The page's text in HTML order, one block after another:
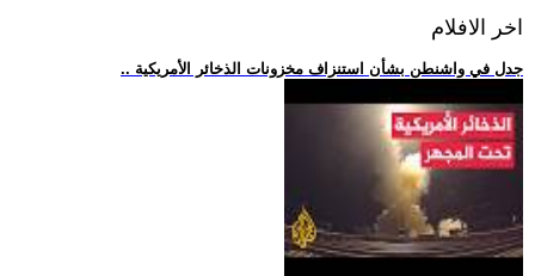
اخر الافلام
.. جدل في واشنطن بشأن استنزاف مخزونات الذخائر الأمريكية